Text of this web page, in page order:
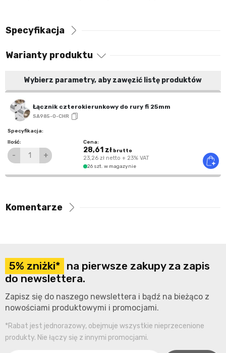
Specyfikacja
Warianty produktu
Wybierz parametry, aby zawęzić listę produktów
Łącznik czterokierunkowy do rury fi 25mm
SA985-0-CHR
- +
28,61 złbrutto
23,26 złnetto + 23% VAT
26 szt. w magazynie
Komentarze
5% zniżki* na pierwsze zakupy za zapis
do newslettera.
Zapisz się do naszego newslettera i bądź na bieżąco z
nowościami produktowymi i promocjami.
*Rabat jest jednorazowy, obejmuje wszystkie nieprzecenione
produkty. Nie łączy się z innymi promocjami.